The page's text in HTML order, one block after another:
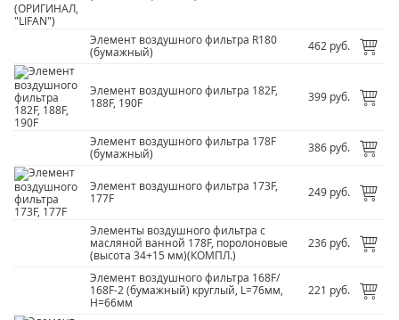
Элемент воздушного фильтра R180
(бумажный)
462 руб.
Элемент воздушного фильтра 182F,
188F, 190F
399 руб.
Элемент воздушного фильтра 178F
(бумажный)
386 руб.
Элемент воздушного фильтра 173F,
177F
249 руб.
Элементы воздушного фильтра с
масляной ванной 178F, поролоновые
(высота 34+15 мм)(КОМПЛ.)
236 руб.
Элемент воздушного фильтра 168F/
168F-2 (бумажный) круглый, L=76мм,
H=66мм
221 руб.